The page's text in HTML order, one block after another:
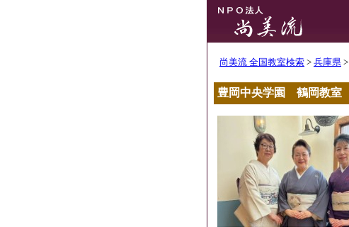
尚美流 全国教室検索 > 兵庫県 >
豊岡中央学園 鶴岡教室